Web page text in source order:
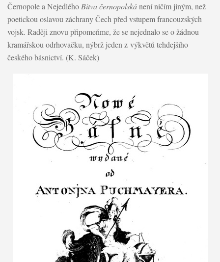
Černopole a Nejedlého Bitva černopolskánení ničím jiným, než
poetickou oslavou záchrany Čech před vstupem francouzských
vojsk. Raději znovu připomeňme, že se nejednalo se o žádnou
kramářskou odrhovačku, nýbrž jeden z výkvětů tehdejšího
českého básnictví. (K. Sáček)